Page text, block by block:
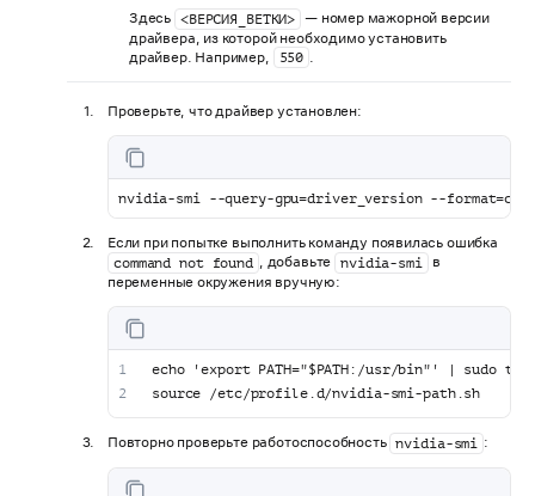
Здесь <ВЕРСИЯ_ВЕТКИ> — номер мажорной версии
драйвера, из которой необходимо установить
драйвер. Например,
550
Проверьте, что драйвер установлен:
nvidia-smi --query-gpu=driver_version --
Если при попытке выполнить команду появилась ошибка
command not found , добавьте nvidia-smi
в
переменные окружения вручную:
echo 'export PATH="$PATH:/usr/bin"' | sudo
source /etc/profile.d/nvidia-smi-path.sh
Повторно проверьте работоспособность nvidia-smi :